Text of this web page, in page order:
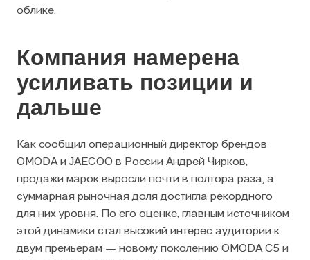
облике.
Компания намерена
усиливать позиции и
дальше
Как сообщил операционный директор брендов
OMODA и JAECOO в России Андрей Чирков,
продажи марок выросли почти в полтора раза, а
суммарная рыночная доля достигла рекордного
для них уровня. По его оценке, главным источником
этой динамики стал высокий интерес аудитории к
двум премьерам — новому поколению OMODA C5 и